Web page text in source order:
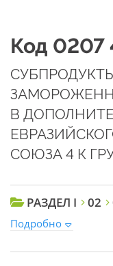
Код 0207
В
СОЮЗА 4 К
РАЗДЕЛ I 02
Подробно